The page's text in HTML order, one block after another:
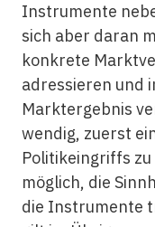
Instrumente
sich aber daran
konkrete
adressieren und
Marktergebnis
wendig, zuerst
Politik­eingriffs
möglich, die
die Instrumente